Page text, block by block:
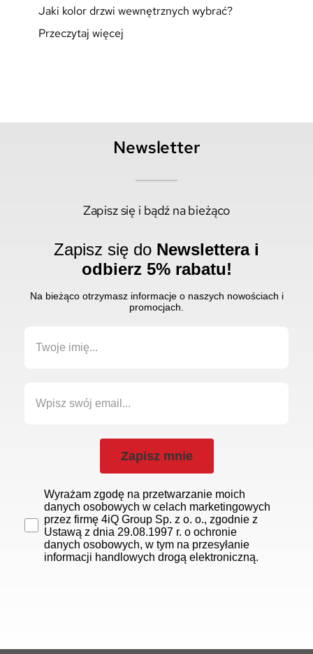
Jaki kolor drzwi wewnętrznych wybrać?
Przeczytaj więcej
Newsletter
Zapisz się i bądź na bieżąco
Zapisz się do Newslettera i
odbierz 5% rabatu!
Na bieżąco otrzymasz informacje o naszych nowościach i
promocjach.
Zapisz mnie
Wyrażam zgodę na przetwarzanie moich
danych osobowych w celach marketingowych
przez firmę 4iQ Group Sp. z o. o., zgodnie z
Ustawą z dnia 29.08.1997 r. o ochronie
danych osobowych, w tym na przesyłanie
informacji handlowych drogą elektroniczną.